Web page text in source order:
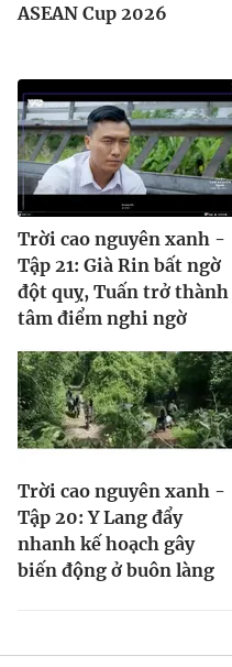
ASEAN Cup 2026
Trời cao nguyên xanh -
Tập 21: Già Rin bất ngờ
đột quỵ, Tuấn trở thành
tâm điểm nghi ngờ
Trời cao nguyên xanh -
Tập 20: Y Lang đẩy
nhanh kế hoạch gây
biến động ở buôn làng